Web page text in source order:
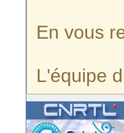
En vous
L'équipe